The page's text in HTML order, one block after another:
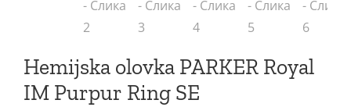
Ingenuity Royal
Refili za Ingenuity olovke
Hemijska olovka PARKER Royal
IM Purpur Ring SE